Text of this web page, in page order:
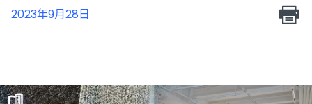
2023年9月28日